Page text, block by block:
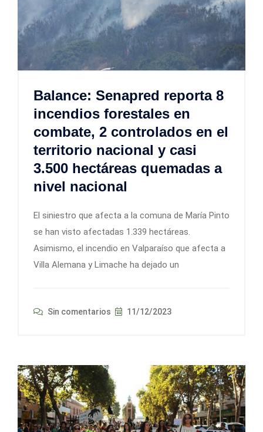
Balance: Senapred reporta 8
incendios forestales en
combate, 2 controlados en el
territorio nacional y casi
3.500 hectáreas quemadas a
nivel nacional
El siniestro que afecta a la comuna de María Pinto
se han visto afectadas 1.339 hectáreas.
Asimismo, el incendio en Valparaíso que afecta a
Villa Alemana y Limache ha dejado un
Sin comentarios 11/12/2023